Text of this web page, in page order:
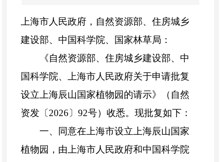
上海市人民政府，自然资源部、住房城乡
建设部、中国科学院、国家林草局：
《自然资源部、住房城乡建设部、中
国科学院、上海市人民政府关于申请批复
设立上海辰山国家植物园的请示》（自然
资发〔 2026〕92号）收悉。现批复如下：
一、同意在上海市设立上海辰山国家
植物园，由上海市人民政府和中国科学院